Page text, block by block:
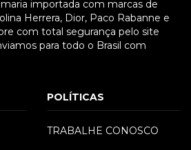
importada com marcas de
Herrera, Dior, Paco Rabanne e
com total segurança pelo site
para todo o Brasil com
POLÍTICAS
TRABALHE CONOSCO